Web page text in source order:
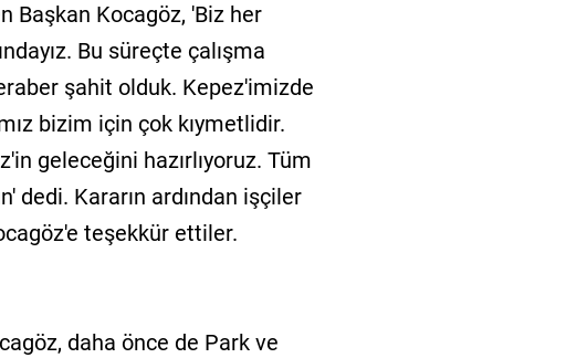
Başkan Kocagöz, 'Biz her
Bu süreçte çalışma
şahit olduk. Kepez'imizde
bizim için çok kıymetlidir.
geleceğini hazırlıyoruz. Tüm
dedi. Kararın ardından işçiler
teşekkür ettiler.
daha önce de Park ve